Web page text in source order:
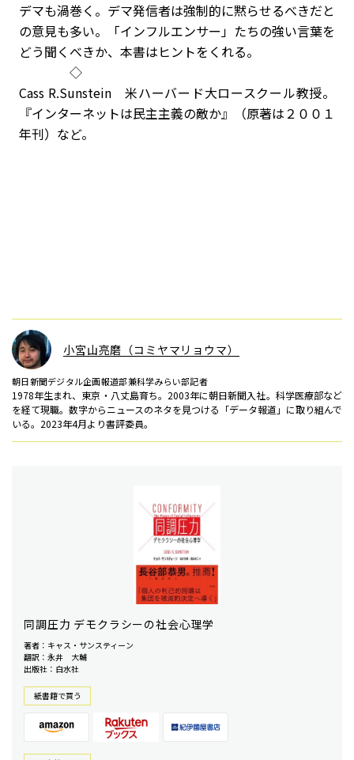
デマも渦巻く。デマ発信者は強制的に黙らせるべきだと
の意見も多い。「インフルエンサー」たちの強い言葉を
どう聞くべきか、本書はヒントをくれる。
◇
Cass R.Sunstein 米ハーバード大ロースクール教授。
『インターネットは民主主義の敵か』（原著は２００１
年刊）など。
小宮山亮磨（コミヤマリョウマ）
朝日新聞デジタル企画報道部兼科学みらい部記者
1978年生まれ、東京・八丈島育ち。2003年に朝日新聞入社。科学医療部など
を経て現職。数字からニュースのネタを見つける「データ報道」に取り組んで
いる。2023年4月より書評委員。
同調圧力 デモクラシーの社会心理学
著者：キャス・サンスティーン
翻訳：永井 大輔
出版社：白水社
紙書籍で買う